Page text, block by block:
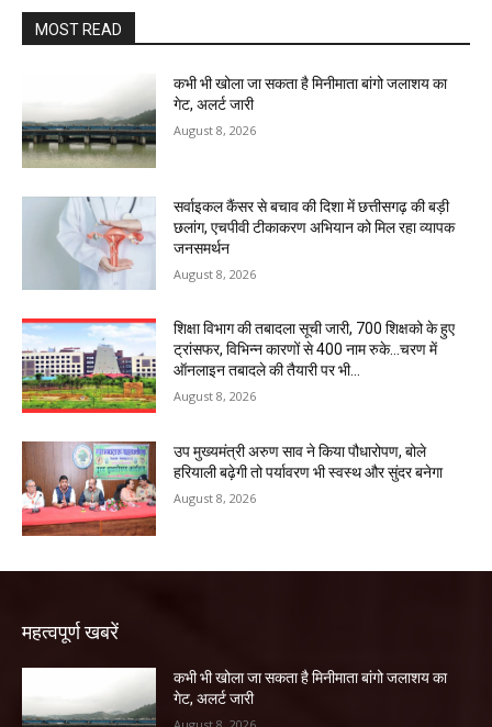
MOST READ
कभी भी खोला जा सकता है मिनीमाता बांगो जलाशय का
गेट, अलर्ट जारी
August 8, 2026
सर्वाइकल कैंसर से बचाव की दिशा में छत्तीसगढ़ की बड़ी
छलांग, एचपीवी टीकाकरण अभियान को मिल रहा व्यापक
जनसमर्थन
August 8, 2026
शिक्षा विभाग की तबादला सूची जारी, 700 शिक्षको के हुए
ट्रांसफर, विभिन्न कारणों से 400 नाम रुके…चरण में
ऑनलाइन तबादले की तैयारी पर भी...
August 8, 2026
उप मुख्यमंत्री अरुण साव ने किया पौधारोपण, बोले
हरियाली बढ़ेगी तो पर्यावरण भी स्वस्थ और सुंदर बनेगा
August 8, 2026
महत्वपूर्ण खबरें
कभी भी खोला जा सकता है मिनीमाता बांगो जलाशय का
गेट, अलर्ट जारी